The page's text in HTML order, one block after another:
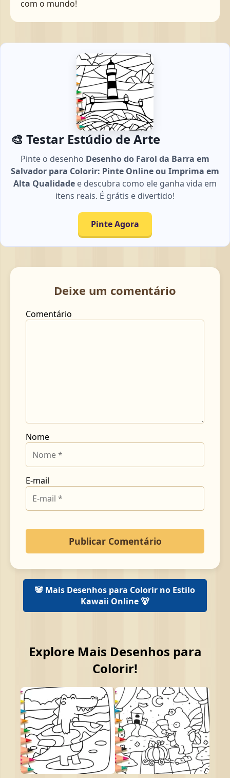
com o mundo!
🎨 Testar Estúdio de Arte
Pinte o desenho Desenho do Farol da Barra em
Salvador para Colorir: Pinte Online ou Imprima em
Alta Qualidade e descubra como ele ganha vida em
itens reais. É grátis e divertido!
Pinte Agora
Deixe um comentário
Comentário
Nome
E-mail
🐼 Mais Desenhos para Colorir no Estilo
Kawaii Online 🐻
Explore Mais Desenhos para
Colorir!